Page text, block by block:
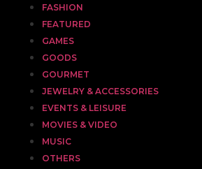
FASHION
FEATURED
GAMES
GOODS
GOURMET
JEWELRY & ACCESSORIES
EVENTS & LEISURE
MOVIES & VIDEO
MUSIC
OTHERS